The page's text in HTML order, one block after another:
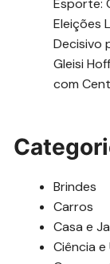
Eleições
Decisivo
Gleisi
com
Brindes
Carros
Casa e
Ciência e